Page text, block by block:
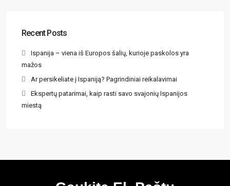
Recent Posts
Ispanija – viena iš Europos šalių, kurioje paskolos yra
mažos
Ar persikeliate į Ispaniją? Pagrindiniai reikalavimai
Ekspertų patarimai, kaip rasti savo svajonių Ispanijos
miestą